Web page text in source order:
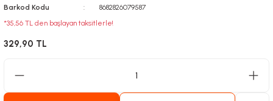
Barkod Kodu
8682826079587
*35,56 TL den başlayan taksitlerle!
329,90 TL